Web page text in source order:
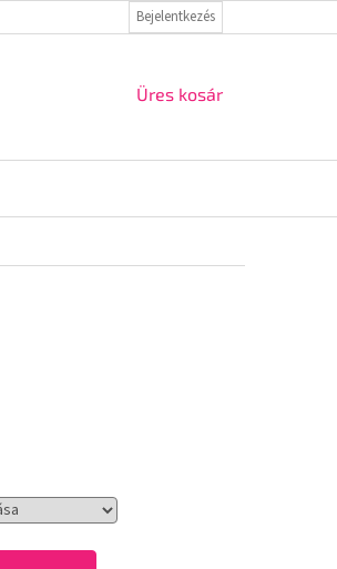
VISSZAKÜLDÉS ÉS REKLAMÁCIÓ
Bejelentkezés
KOSÁR
Üres kosár